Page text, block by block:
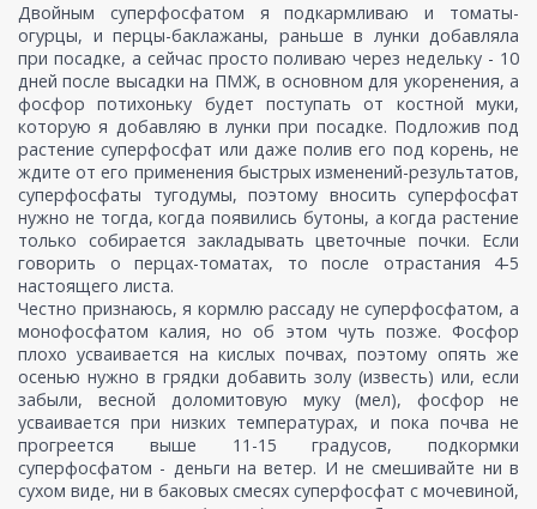
Двойным суперфосфатом я подкармливаю и томаты-
огурцы, и перцы-баклажаны, раньше в лунки добавляла
при посадке, а сейчас просто поливаю через недельку - 10
дней после высадки на ПМЖ, в основном для укоренения, а
фосфор потихоньку будет поступать от костной муки,
которую я добавляю в лунки при посадке. Подложив под
растение суперфосфат или даже полив его под корень, не
ждите от его применения быстрых изменений-результатов,
суперфосфаты тугодумы, поэтому вносить суперфосфат
нужно не тогда, когда появились бутоны, а когда растение
только собирается закладывать цветочные почки. Если
говорить о перцах-томатах, то после отрастания 4-5
настоящего листа.
Честно признаюсь, я кормлю рассаду не суперфосфатом, а
монофосфатом калия, но об этом чуть позже. Фосфор
плохо усваивается на кислых почвах, поэтому опять же
осенью нужно в грядки добавить золу (известь) или, если
забыли, весной доломитовую муку (мел), фосфор не
усваивается при низких температурах, и пока почва не
прогреется выше 11-15 градусов, подкормки
суперфосфатом - деньги на ветер. И не смешивайте ни в
сухом виде, ни в баковых смесях суперфосфат с мочевиной,